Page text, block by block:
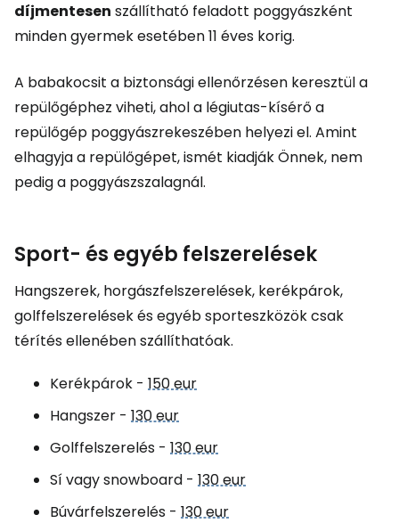
díjmentesen szállítható feladott poggyászként
minden gyermek esetében 11 éves korig.
A babakocsit a biztonsági ellenőrzésen keresztül a
repülőgéphez viheti, ahol a légiutas-kísérő a
repülőgép poggyászrekeszében helyezi el. Amint
elhagyja a repülőgépet, ismét kiadják Önnek, nem
pedig a poggyászszalagnál.
Sport- és egyéb felszerelések
Hangszerek, horgászfelszerelések, kerékpárok,
golffelszerelések és egyéb sporteszközök csak
térítés ellenében szállíthatóak.
Kerékpárok - 150 eur
Hangszer - 130 eur
Golffelszerelés - 130 eur
Sí vagy snowboard - 130 eur
Búvárfelszerelés - 130 eur